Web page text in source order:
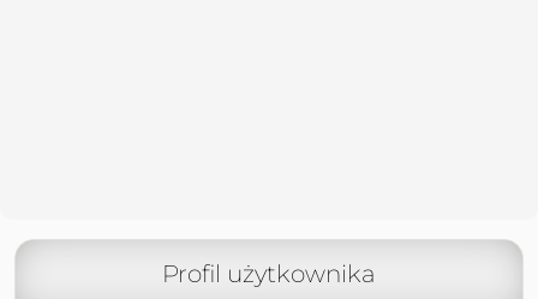
Profil użytkownika